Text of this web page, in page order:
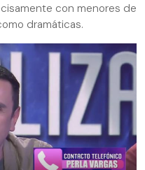
con menores de
dramáticas.